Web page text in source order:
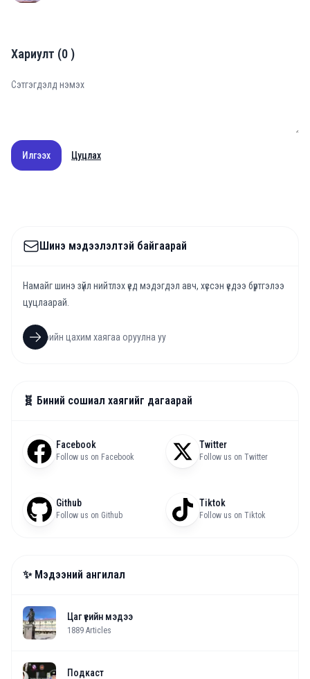
Хариулт (0)
Илгээх Цуцлах
Шинэ мэдээлэлтэй байгаарай
Намайг шинэ зүйл нийтлэх үед мэдэгдэл авч, хүссэн үедээ бүртгэлээ
цуцлаарай.
🧬 Биний сошиал хаягийг дагаарай
Facebook
Follow us on Facebook
Twitter
Follow us on Twitter
Github
Follow us on Github
Tiktok
Follow us on Tiktok
✨ Мэдээний ангилал
Цаг үеийн мэдээ
1889 Articles
Подкаст